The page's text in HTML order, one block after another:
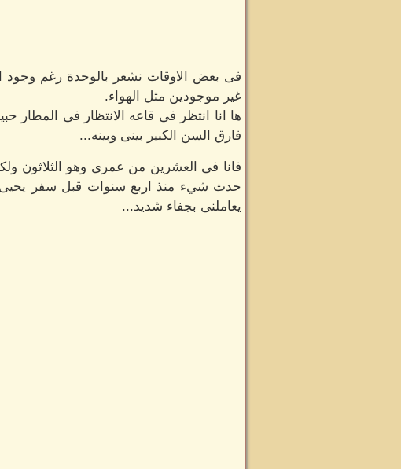
فى بعض الاوقات نشعر بالوحدة رغم وجود
غير موجودين مثل الهواء.
ها انا انتظر فى قاعه الانتظار فى
فارق السن الكبير بينى وبينه...
فانا فى العشرين من عمرى وهو الثلاثون
حدث شيء منذ اربع سنوات قبل سفر يحيى
يعاملنى بجفاء شديد...